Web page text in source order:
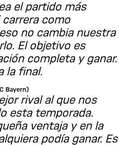
el partido más
como
no cambia nuestra
El objetivo es
completa y ganar.
la final.
Bayern)
rival al que nos
esta temporada.
ventaja y en la
podía ganar. Es